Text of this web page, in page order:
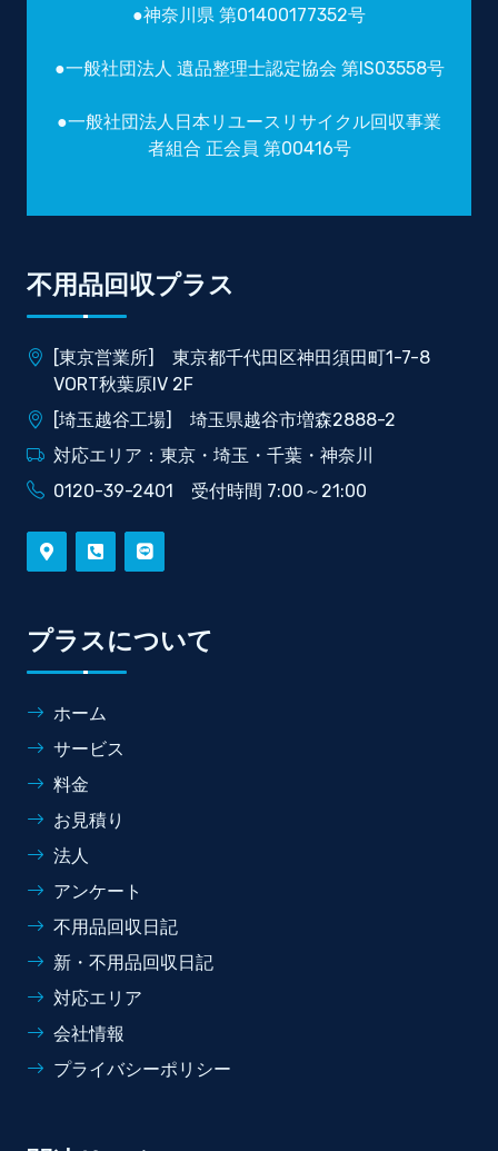
●神奈川県 第01400177352号
●一般社団法人 遺品整理士認定協会 第IS03558号
●一般社団法人日本リユースリサイクル回収事業
者組合 正会員 第00416号
不用品回収プラス
[東京営業所] 東京都千代田区神田須田町1-7-8
VORT秋葉原IV 2F
[埼玉越谷工場] 埼玉県越谷市増森2888-2
対応エリア：東京・埼玉・千葉・神奈川
0120-39-2401 受付時間 7:00～21:00
プラスについて
ホーム
サービス
料金
お見積り
法人
アンケート
不用品回収日記
新・不用品回収日記
対応エリア
会社情報
プライバシーポリシー